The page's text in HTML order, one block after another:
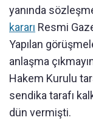
yanında
kararı Resmi
Yapılan
anlaşma
Hakem Kurulu
sendika tarafı
dün vermişti.